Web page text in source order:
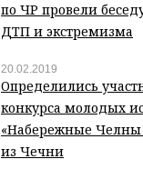
по ЧР провели
ДТП и экстремизма
20.02.2019
Определились
конкурса молодых
«Набережные Челны
из Чечни